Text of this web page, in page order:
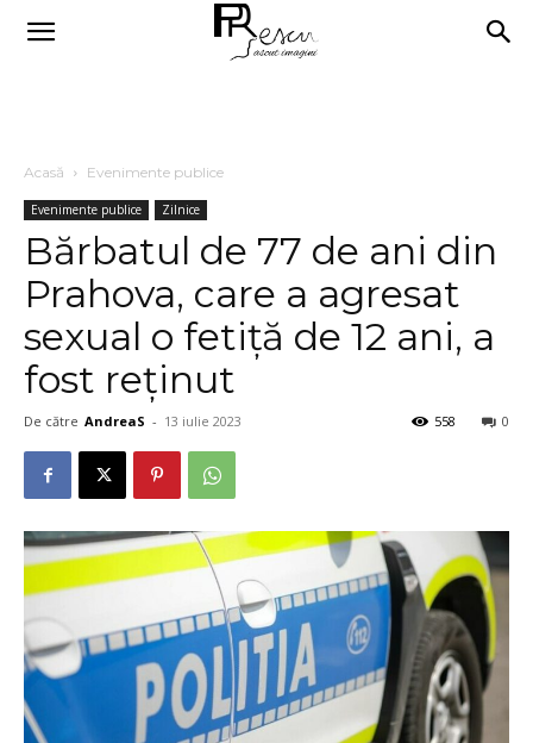
Acasă Evenimente publice
Evenimente publice Zilnice
Bărbatul de 77 de ani din
Prahova, care a agresat
sexual o fetiţă de 12 ani, a
fost reţinut
De către AndreaS - 13 iulie 2023 0
558